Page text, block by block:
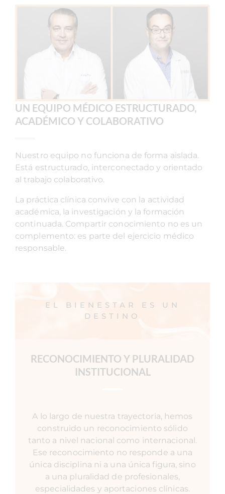
UN EQUIPO MÉDICO ESTRUCTURADO,
ACADÉMICO Y COLABORATIVO
Nuestro equipo no funciona de forma aislada.
Está estructurado, interconectado y orientado
al trabajo colaborativo.
La práctica clínica convive con la actividad
académica, la investigación y la formación
continuada. Compartir conocimiento no es un
complemento: es parte del ejercicio médico
responsable.
EL BIENESTAR ES UN
DESTINO
RECONOCIMIENTO Y PLURALIDAD
INSTITUCIONAL
A lo largo de nuestra trayectoria, hemos
construido un reconocimiento sólido
tanto a nivel nacional como internacional.
Ese reconocimiento no responde a una
única disciplina ni a una única figura, sino
a una pluralidad de profesionales,
especialidades y aportaciones clínicas.